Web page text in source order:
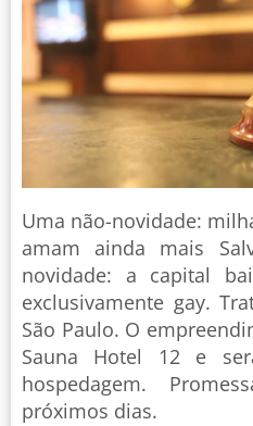
Uma não-novidade:
amam ainda mais
novidade: a capital
exclusivamente gay.
São Paulo. O
Sauna Hotel 12 e
hospedagem.
próximos dias.